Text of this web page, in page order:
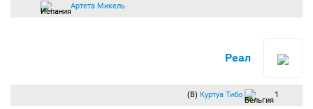
Артета Микель
Реал
(В) Куртуа Тибо 1